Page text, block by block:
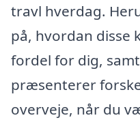
travl hverdag.
på, hvordan disse
fordel for dig,
præsenterer
overveje, når du